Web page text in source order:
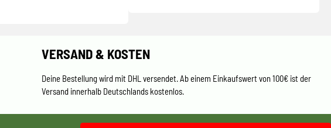
VERSAND & KOSTEN
Deine Bestellung wird mit DHL versendet. Ab einem Einkaufswert von 100€ ist der
Versand innerhalb Deutschlands kostenlos.